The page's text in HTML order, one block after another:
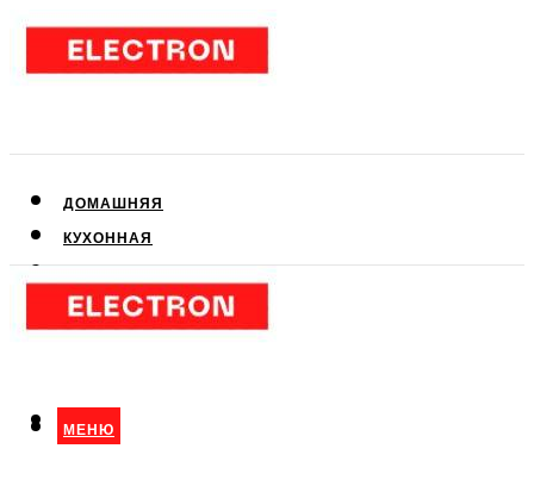
ДОМАШНЯЯ
КУХОННАЯ
КЛИМАТИЧЕСКАЯ
МЕНЮ
МЕНЮ